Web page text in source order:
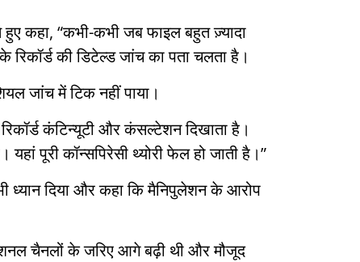
कहा, “कभी-कभी जब फाइल बहुत ज़्यादा
की डिटेल्ड जांच का पता चलता है।
जांच में टिक नहीं पाया।
कंटिन्यूटी और कंसल्टेशन दिखाता है।
पूरी कॉन्सपिरेसी थ्योरी फेल हो जाती है।”
ध्यान दिया और कहा कि मैनिपुलेशन के आरोप
चैनलों के जरिए आगे बढ़ी थी और मौजूद